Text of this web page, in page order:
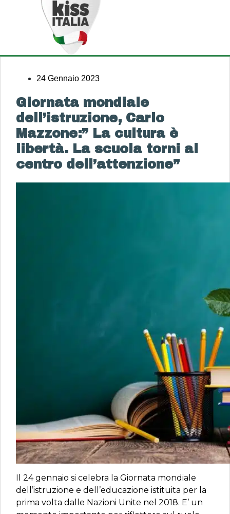
24 Gennaio 2023
Giornata mondiale
dell’istruzione, Carlo
Mazzone:” La cultura è
libertà. La scuola torni al
centro dell’attenzione”
Il 24 gennaio si celebra la Giornata mondiale
dell’istruzione e dell’educazione istituita per la
prima volta dalle Nazioni Unite nel 2018. E’ un